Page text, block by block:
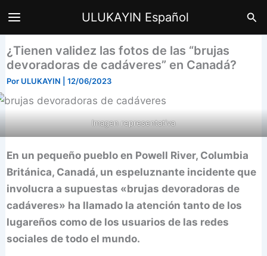
ULUKAYIN Español
¿Tienen validez las fotos de las “brujas
devoradoras de cadáveres” en Canadá?
Por ULUKAYIN |12/06/2023
Imagen representativa
En un pequeño pueblo en Powell River, Columbia
Británica, Canadá, un espeluznante incidente que
involucra a supuestas «brujas devoradoras de
cadáveres» ha llamado la atención tanto de los
lugareños como de los usuarios de las redes
sociales de todo el mundo.